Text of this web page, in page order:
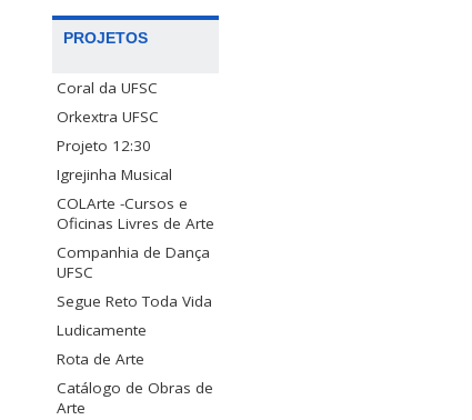
PROJETOS
Coral da UFSC
Orkextra UFSC
Projeto 12:30
Igrejinha Musical
COLArte -Cursos e
Oficinas Livres de Arte
Companhia de Dança
UFSC
Segue Reto Toda Vida
Ludicamente
Rota de Arte
Catálogo de Obras de
Arte